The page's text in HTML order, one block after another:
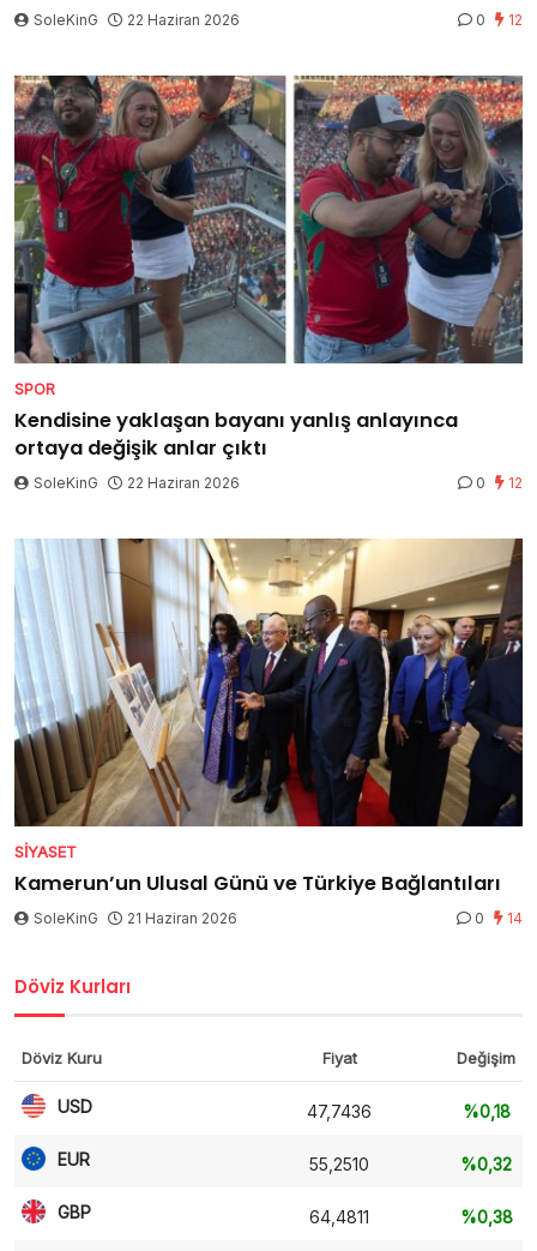
SoleKinG 22 Haziran 2026 0 12
SPOR
Kendisine yaklaşan bayanı yanlış anlayınca
ortaya değişik anlar çıktı
SoleKinG 22 Haziran 2026 0 12
SIYASET
Kamerun’un Ulusal Günü ve Türkiye Bağlantıları
SoleKinG 21 Haziran 2026 0 14
Döviz Kurları
Döviz Kuru Fiyat Değişim
USD 47,7436 %0,18
EUR 55,2510 %0,32
GBP 64,4811 %0,38